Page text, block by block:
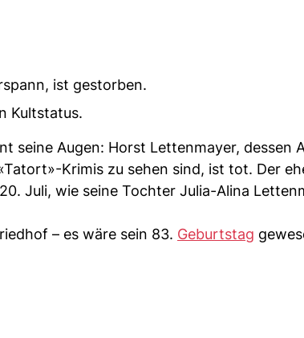
ist gestorben.
Kultstatus.
seine Augen: Horst Lettenmayer, dessen
Krimis zu sehen sind, ist tot. Der
Juli, wie seine Tochter Julia-Alina
– es wäre sein 83. Geburtstag